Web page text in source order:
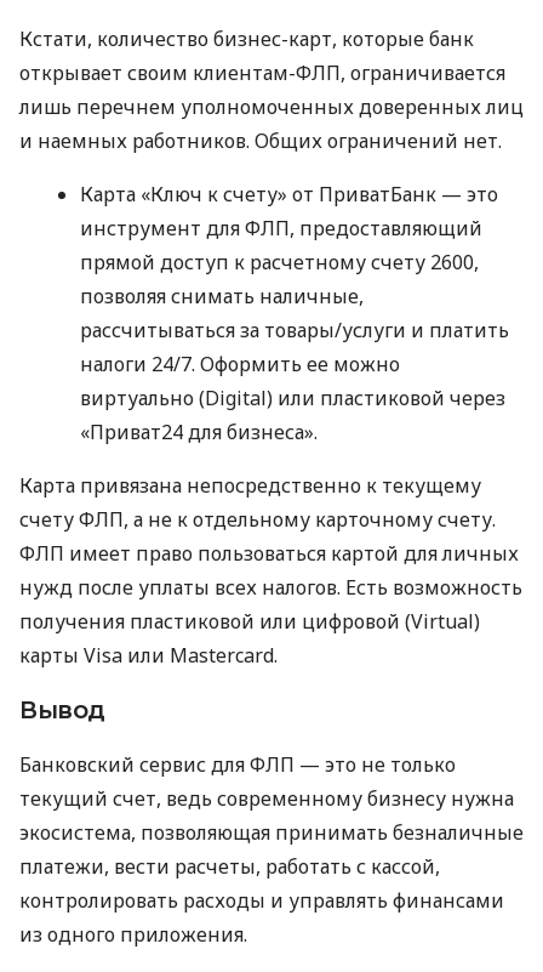
Кстати, количество бизнес-карт, которые банк
открывает своим клиентам-ФЛП, ограничивается
лишь перечнем уполномоченных доверенных лиц
и наемных работников. Общих ограничений нет.
Карта «Ключ к счету» от ПриватБанк — это
инструмент для ФЛП, предоставляющий
прямой доступ к расчетному счету 2600,
позволяя снимать наличные,
рассчитываться за товары/услуги и платить
налоги 24/7. Оформить ее можно
виртуально (Digital) или пластиковой через
«Приват24 для бизнеса».
Карта привязана непосредственно к текущему
счету ФЛП, а не к отдельному карточному счету.
ФЛП имеет право пользоваться картой для личных
нужд после уплаты всех налогов. Есть возможность
получения пластиковой или цифровой (Virtual)
карты Visa или Mastercard.
Вывод
Банковский сервис для ФЛП — это не только
текущий счет, ведь современному бизнесу нужна
экосистема, позволяющая принимать безналичные
платежи, вести расчеты, работать с кассой,
контролировать расходы и управлять финансами
из одного приложения.